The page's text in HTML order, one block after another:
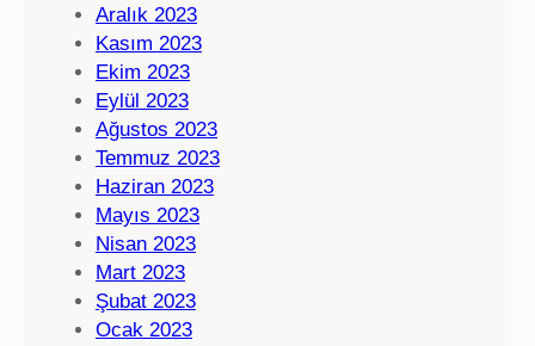
Aralık 2023
Kasım 2023
Ekim 2023
Eylül 2023
Ağustos 2023
Temmuz 2023
Haziran 2023
Mayıs 2023
Nisan 2023
Mart 2023
Şubat 2023
Ocak 2023